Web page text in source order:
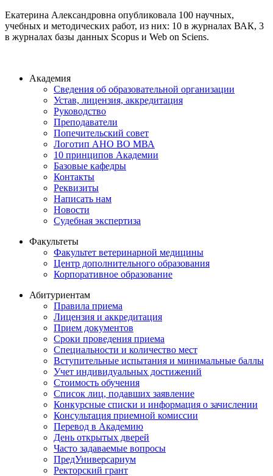
Екатерина Александровна опубликовала 100 научных,
учебных и методических работ, из них: 10 в журналах ВАК, 3
в журналах базы данных Scopus и Web on Sciens.
Академия
Сведения об образовательной организации
Устав, лицензия, аккредитация
Руководство
Преподаватели
Попечительский совет
Логотип АНО ВО МВА
10 принципов Академии
Базовые кафедры
Контакты
Реквизиты
Написать нам
Новости
Судебная экспертиза
Факультеты
Факультет ветеринарной медицины
Центр дополнительного образования
Корпоративное образование
Абитуриентам
Правила приема
Лицензия и аккредитация
Прием документов
Сроки проведения приема
Специальности и количество мест
Вступительные испытания и минимальные баллы
Учет индивидуальных достижений
Стоимость обучения
Список лиц, подавших заявление
Конкурсные списки и информация о зачислении
Консультация приемной комиссии
Перевод в Академию
День открытых дверей
Часто задаваемые вопросы
ПредУниверсариум
Ректорский грант